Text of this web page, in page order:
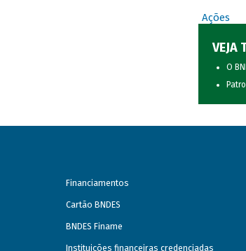
Ações
VEJA
O
Financiamentos
Cartão BNDES
BNDES Finame
Instituições financeiras credenciadas